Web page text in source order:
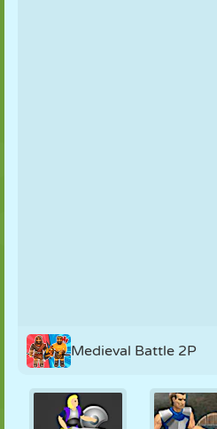
Medieval Battle 2P